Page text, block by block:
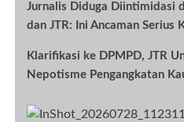
Jurnalis Diduga Diintimidasi
dan JTR: Ini Ancaman Serius
Klarifikasi ke DPMPD, JTR
Nepotisme Pengangkatan